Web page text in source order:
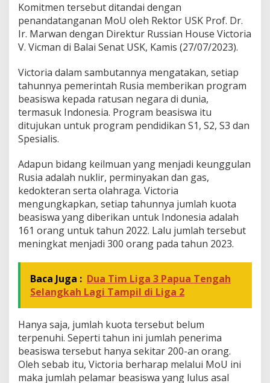
l
i
n
K
j
a
S
a
a
o
g
r
a
m
B
e
a
s
i
w
a
Komitmen tersebut ditandai dengan
penandatanganan MoU oleh Rektor USK Prof. Dr.
Ir. Marwan dengan Direktur Russian House Victoria
V. Vicman di Balai Senat USK, Kamis (27/07/2023).
Victoria dalam sambutannya mengatakan, setiap
tahunnya pemerintah Rusia memberikan program
beasiswa kepada ratusan negara di dunia,
termasuk Indonesia. Program beasiswa itu
ditujukan untuk program pendidikan S1, S2, S3 dan
Spesialis.
Adapun bidang keilmuan yang menjadi keunggulan
Rusia adalah nuklir, perminyakan dan gas,
kedokteran serta olahraga. Victoria
mengungkapkan, setiap tahunnya jumlah kuota
beasiswa yang diberikan untuk Indonesia adalah
161 orang untuk tahun 2022. Lalu jumlah tersebut
meningkat menjadi 300 orang pada tahun 2023.
Baca Juga : Dua Tim Liga 3 Papua Tengah
Selangkah Lagi Tampil di Liga 2
Hanya saja, jumlah kuota tersebut belum
terpenuhi. Seperti tahun ini jumlah penerima
beasiswa tersebut hanya sekitar 200-an orang.
Oleh sebab itu, Victoria berharap melalui MoU ini
maka jumlah pelamar beasiswa yang lulus asal